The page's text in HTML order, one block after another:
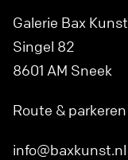
Galerie Bax Kunst
Singel 82
8601 AM Sneek
Route & parkeren
info@baxkunst.nl